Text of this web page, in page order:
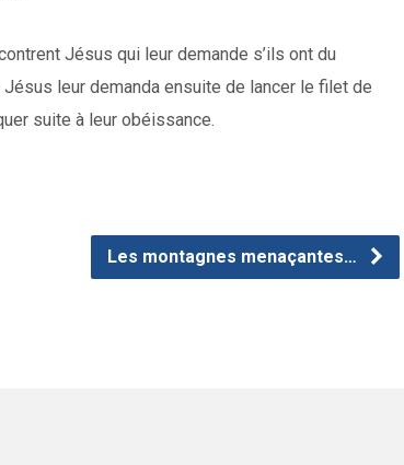
Jésus qui leur demande s’ils ont du
leur demanda ensuite de lancer le filet de
suite à leur obéissance.
Les montagnes menaçantes…